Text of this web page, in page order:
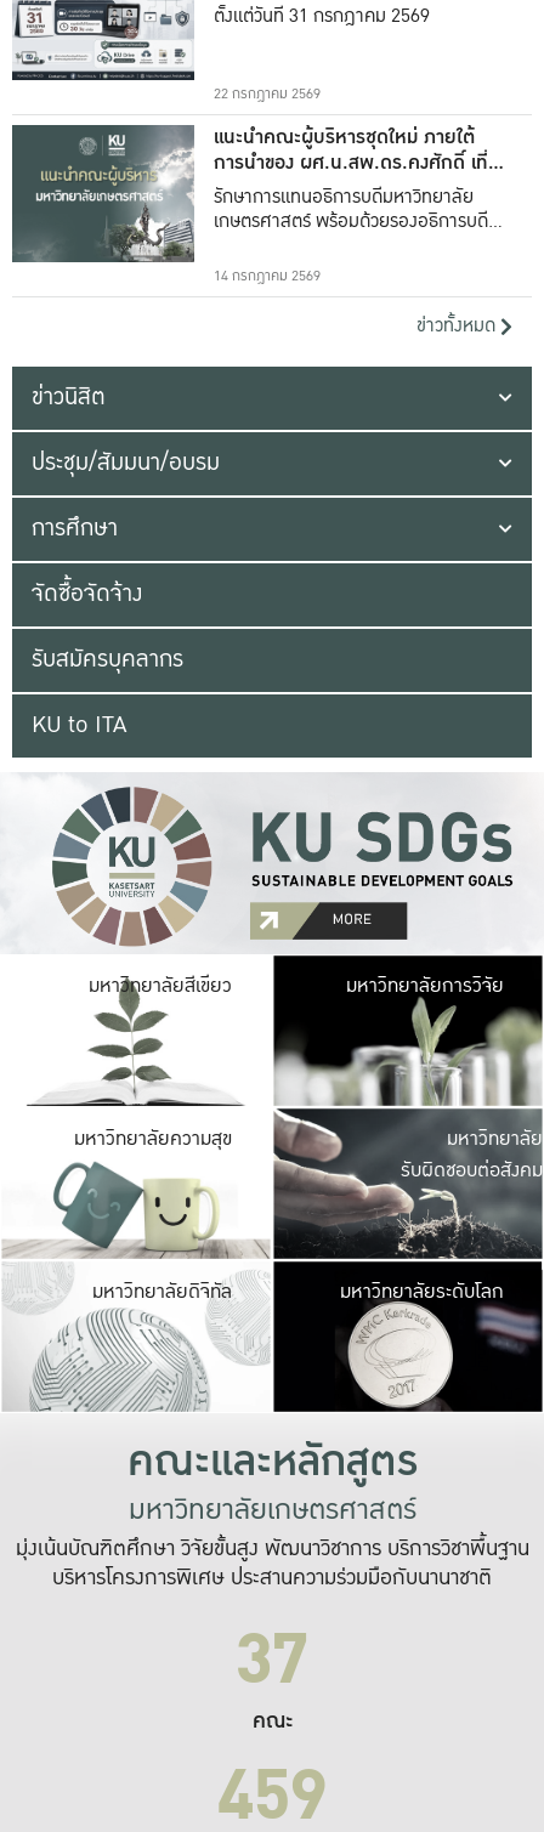
ตั้งแต่วันที่ 31 กรกฎาคม 2569
22 กรกฎาคม 2569
แนะนำคณะผู้บริหารชุดใหม่ ภายใต้
การนำของ ผศ.น.สพ.ดร.คงศักดิ์ เที่ยง
ธรรม
รักษาการแทนอธิการบดีมหาวิทยาลัย
เกษตรศาสตร์ พร้อมด้วยรองอธิการบดีทั้ง
14 กรกฎาคม 2569
ข่าวทั้งหมด
ข่าวนิสิต
ประชุม/สัมมนา/อบรม
การศึกษา
จัดซื้อจัดจ้าง
รับสมัครบุคลากร
KU to ITA
มหาวิทยาลัยสีเขียว มหาวิ
มีพื้นที่เขียวสดใส
เป็นป่าในเมือง เกษต
มหาวิทยาลัยการวิจัย
มหาวิทยาลัยความสุข มหาวิ
ค
เปิดประ
และพบเรื่องราวใ
มหาวิทยาลัย
รับผิดชอบต่อสังคม
มหาวิทยาลัยดิจิทัล มหาวิ
เปลี่ยนแปลง แล
เพื่อทำง
ระบบสารสนเทศ
มหาวิทยาลัยระดับโลก
คณะและหลักสูตร
มหาวิทยาลัยเกษตรศาสตร์
มุ่งเน้นบัณฑิตศึกษา วิจัยขั้นสูง พัฒนาวิชาการ บริการวิชาพื้นฐาน
บริหารโครงการพิเศษ ประสานความร่วมมือกับนานาชาติ
37
คณะ
459